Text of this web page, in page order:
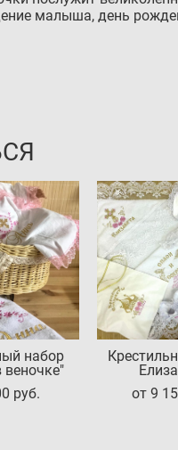
малыша, день
набор
веночке"
pуб.
от 9